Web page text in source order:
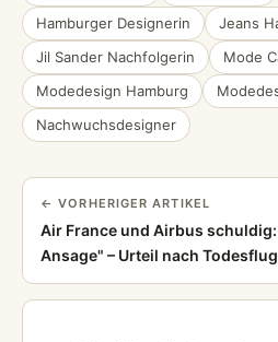
Hamburger Designerin
Jeans
Jil Sander Nachfolgerin
Mode
Modedesign Hamburg
Nachwuchsdesigner
← VORHERIGER ARTIKEL
Air France und Airbus
Ansage" – Urteil nach